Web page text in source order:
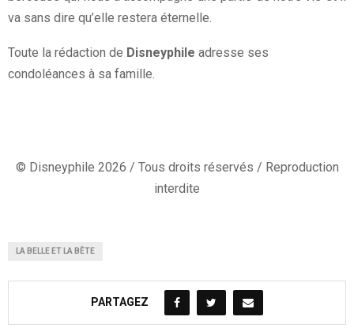
va sans dire qu’elle restera éternelle.
Toute la rédaction de Disneyphile adresse ses
condoléances à sa famille.
© Disneyphile 2026 / Tous droits réservés / Reproduction
interdite
LA BELLE ET LA BÊTE
PARTAGEZ